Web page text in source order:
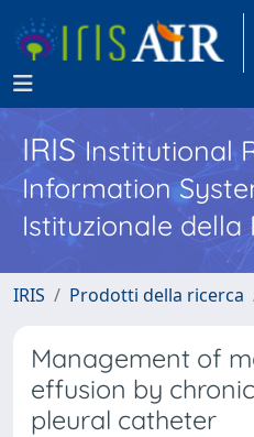
IRISInstitutional
Information
Istituzionale della
IRIS Prodotti della ricerca
Management of
effusion by
pleural catheter